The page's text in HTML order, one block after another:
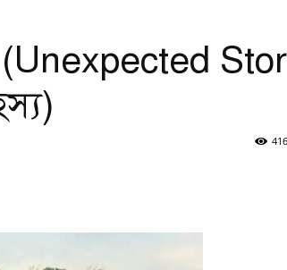
(Unexpected